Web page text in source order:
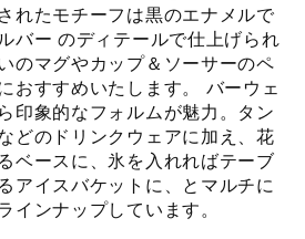
れたモチーフは黒のエナメルで
バー のディテールで仕上げられ
のマグやカップ＆ソーサーのペ
おすすめいたします。 バーウェ
印象的なフォルムが魅力。タン
どのドリンクウェアに加え、花
ベースに、氷を入れればテーブ
アイスバケットに、とマルチに
インナップしています。